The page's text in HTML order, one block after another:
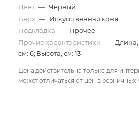
Цвет — Черный
Верх — Искусственная кожа
Подкладка — Прочее
Прочие характеристики — Длина,
см: 6; Высота, см: 13
Цена действительна только для
может отличаться от цен в розничных